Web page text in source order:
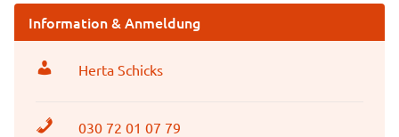
Information & Anmeldung
Herta Schicks
030 72 01 07 79